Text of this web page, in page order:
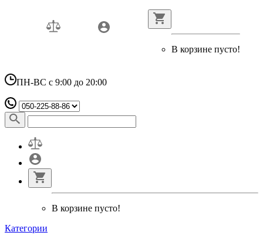
В корзине пусто!
ПН-ВС с 9:00 до 20:00
В корзине пусто!
Категории